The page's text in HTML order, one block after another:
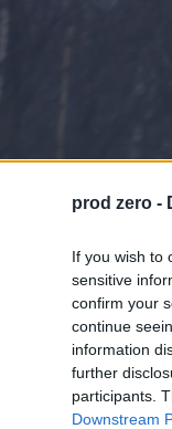
prod zero -
If you wish to
sensitive
confirm your
continue
information
further
participants.
Downstream